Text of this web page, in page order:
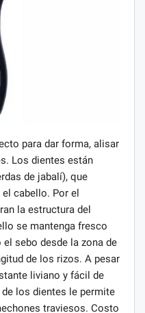
para dar forma, alisar
Los dientes están
de jabalí), que
cabello. Por el
la estructura del
se mantenga fresco
sebo desde la zona de
de los rizos. A pesar
liviano y fácil de
los dientes le permite
traviesos. Costo